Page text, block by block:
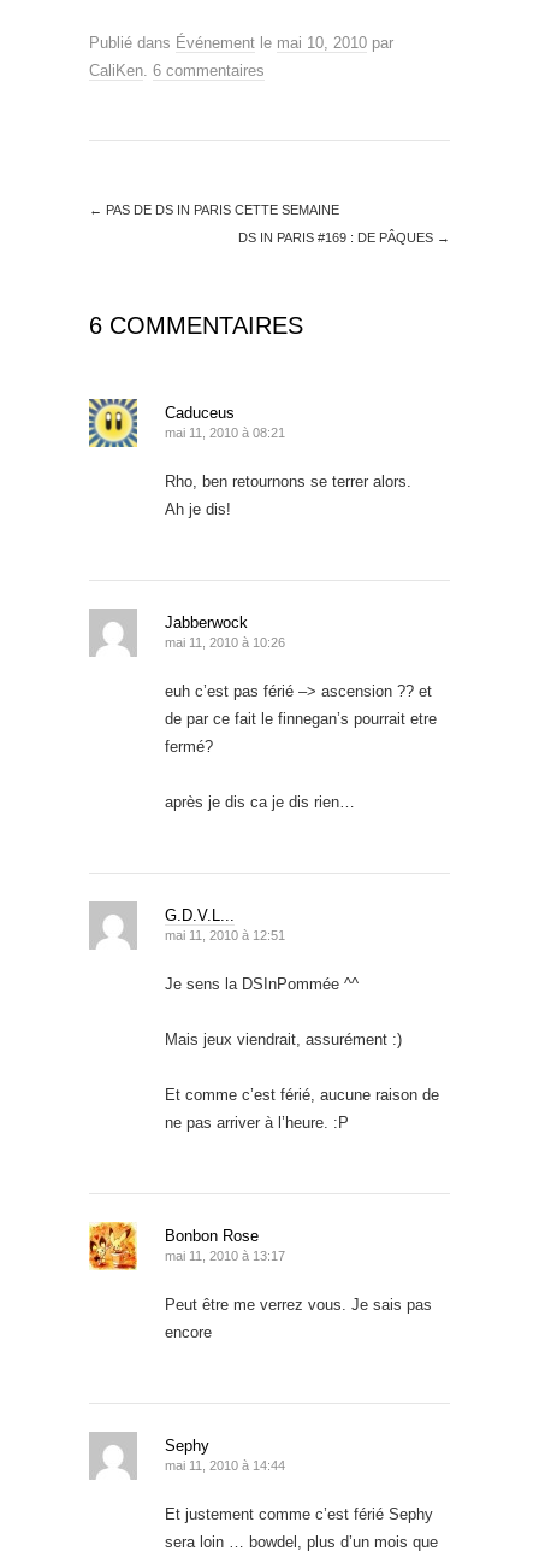
Publié dans Événement le mai 10, 2010 par
CaliKen 6 commentaires
← PAS DE DS IN PARIS CETTE SEMAINE
DS IN PARIS #169 : DE PÂQUES →
6 COMMENTAIRES
Caduceus
mai 11, 2010 à 08:21
Rho, ben retournons se terrer alors.
Ah je dis!
Jabberwock
mai 11, 2010 à 10:26
euh c’est pas férié –> ascension ?? et
de par ce fait le finnegan’s pourrait etre
fermé?
après je dis ca je dis rien…
G.D.V.L...
mai 11, 2010 à 12:51
Je sens la DSInPommée ^^
Mais jeux viendrait, assurément :)
Et comme c’est férié, aucune raison de
ne pas arriver à l’heure. :P
Bonbon Rose
mai 11, 2010 à 13:17
Peut être me verrez vous. Je sais pas
encore
Sephy
mai 11, 2010 à 14:44
Et justement comme c’est férié Sephy
sera loin … bowdel, plus d’un mois que